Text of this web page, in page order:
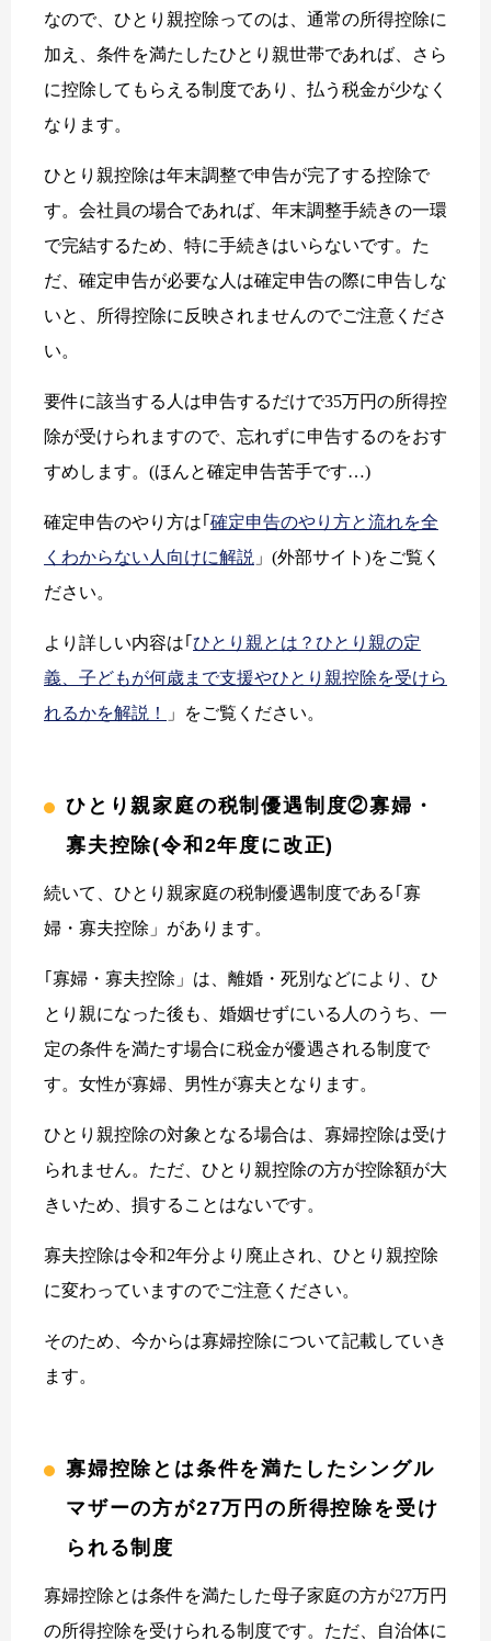
なので、ひとり親控除ってのは、通常の所得控除に
加え、条件を満たしたひとり親世帯であれば、さら
に控除してもらえる制度であり、払う税金が少なく
なります。
ひとり親控除は年末調整で申告が完了する控除で
す。会社員の場合であれば、年末調整手続きの一環
で完結するため、特に手続きはいらないです。た
だ、確定申告が必要な人は確定申告の際に申告しな
いと、所得控除に反映されませんのでご注意くださ
い。
要件に該当する人は申告するだけで35万円の所得控
除が受けられますので、忘れずに申告するのをおす
すめします。(ほんと確定申告苦手です…)
確定申告のやり方は｢ 確定申告のやり方と流れを全
くわからない人向けに解説 」(外部サイト)をご覧く
ださい。
より詳しい内容は｢ ひとり親とは？ひとり親の定
義、子どもが何歳まで支援やひとり親控除を受けら
れるかを解説！
」をご覧ください。
ひとり親家庭の税制優遇制度②寡婦・
寡夫控除(令和2年度に改正)
続いて、ひとり親家庭の税制優遇制度である｢寡
婦・寡夫控除」があります。
｢寡婦・寡夫控除」は、離婚・死別などにより、ひ
とり親になった後も、婚姻せずにいる人のうち、一
定の条件を満たす場合に税金が優遇される制度で
す。女性が寡婦、男性が寡夫となります。
ひとり親控除の対象となる場合は、寡婦控除は受け
られません。ただ、ひとり親控除の方が控除額が大
きいため、損することはないです。
寡夫控除は令和2年分より廃止され、ひとり親控除
に変わっていますのでご注意ください。
そのため、今からは寡婦控除について記載していき
ます。
寡婦控除とは条件を満たしたシングル
マザーの方が27万円の所得控除を受け
られる制度
寡婦控除とは条件を満たした母子家庭の方が27万円
の所得控除を受けられる制度です。ただ、自治体に